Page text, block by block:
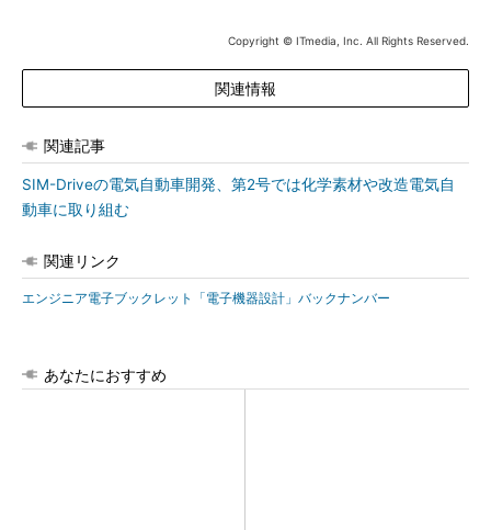
Copyright © ITmedia, Inc. All Rights Reserved.
関連情報
関連記事
SIM-Driveの電気自動車開発、第2号では化学素材や改造電気自
動車に取り組む
関連リンク
エンジニア電子ブックレット「電子機器設計」バックナンバー
あなたにおすすめ